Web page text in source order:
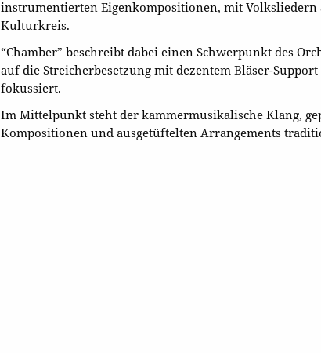
instrumentierten Eigenkompositionen, mit Volksliedern
Kulturkreis.
“Chamber” beschreibt dabei einen Schwerpunkt des
auf die Streicherbesetzung mit dezentem Bläser-
fokussiert.
Im Mittelpunkt steht der kammermusikalische Klang,
Kompositionen und ausgetüftelten Arrangements